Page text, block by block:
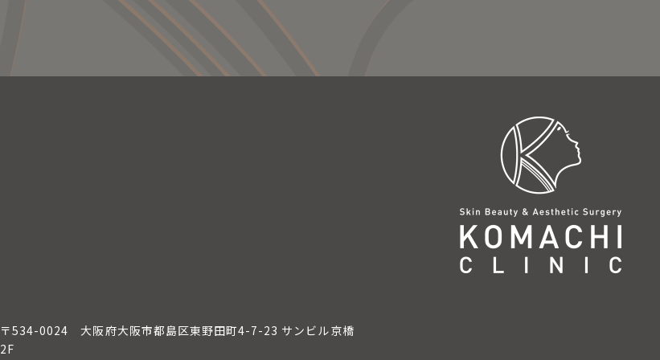
〒534-0024大阪府大阪市都島区東野田町4-7-23 サンビル京橋
2F